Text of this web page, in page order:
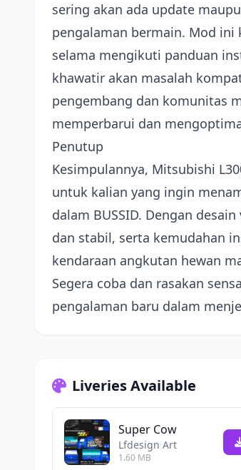
sering akan ada update
pengalaman bermain. Mod ini
selama mengikuti panduan
khawatir akan masalah
pengembang dan komunitas
memperbarui dan
Penutup
Kesimpulannya, Mitsubishi
untuk kalian yang ingin
dalam BUSSID. Dengan
dan stabil, serta kemudahan
kendaraan angkutan hewan
Segera coba dan rasakan
pengalaman baru dalam
Liveries Available
Super Cow
Lfdesign Art
1.60 MB